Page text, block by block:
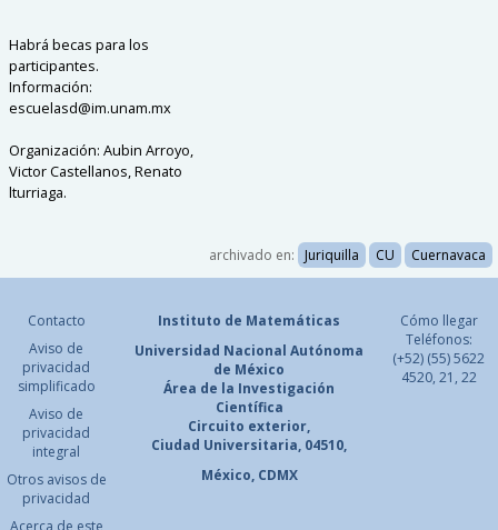
Habrá becas para los
participantes.
Información:
escuelasd@im.unam.mx
Organización: Aubin Arroyo,
Victor Castellanos, Renato
lturriaga.
archivado en: Juriquilla CU Cuernavaca
Contacto
Aviso de
privacidad
simplificado
Aviso de
privacidad
integral
Otros avisos de
privacidad
Instituto de Matemáticas
Universidad Nacional Autónoma
de México
Área de la Investigación
Científica
Circuito exterior,
Ciudad Universitaria, 04510,
México, CDMX
Cómo llegar
Teléfonos:
(+52) (55) 5622
4520, 21, 22